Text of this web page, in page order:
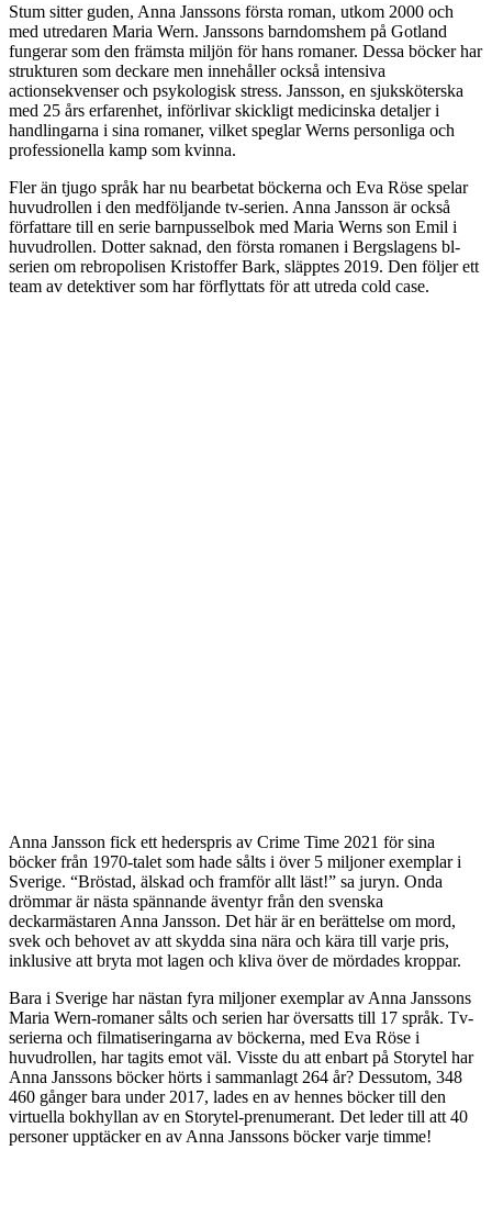
Stum sitter guden, Anna Janssons första roman, utkom 2000 och
med utredaren Maria Wern. Janssons barndomshem på Gotland
fungerar som den främsta miljön för hans romaner. Dessa böcker har
strukturen som deckare men innehåller också intensiva
actionsekvenser och psykologisk stress. Jansson, en sjuksköterska
med 25 års erfarenhet, införlivar skickligt medicinska detaljer i
handlingarna i sina romaner, vilket speglar Werns personliga och
professionella kamp som kvinna.
Fler än tjugo språk har nu bearbetat böckerna och Eva Röse spelar
huvudrollen i den medföljande tv-serien. Anna Jansson är också
författare till en serie barnpusselbok med Maria Werns son Emil i
huvudrollen. Dotter saknad, den första romanen i Bergslagens bl-
serien om rebropolisen Kristoffer Bark, släpptes 2019. Den följer ett
team av detektiver som har förflyttats för att utreda cold case.
Anna Jansson fick ett hederspris av Crime Time 2021 för sina
böcker från 1970-talet som hade sålts i över 5 miljoner exemplar i
Sverige. “Bröstad, älskad och framför allt läst!” sa juryn. Onda
drömmar är nästa spännande äventyr från den svenska
deckarmästaren Anna Jansson. Det här är en berättelse om mord,
svek och behovet av att skydda sina nära och kära till varje pris,
inklusive att bryta mot lagen och kliva över de mördades kroppar.
Bara i Sverige har nästan fyra miljoner exemplar av Anna Janssons
Maria Wern-romaner sålts och serien har översatts till 17 språk. Tv-
serierna och filmatiseringarna av böckerna, med Eva Röse i
huvudrollen, har tagits emot väl. Visste du att enbart på Storytel har
Anna Janssons böcker hörts i sammanlagt 264 år? Dessutom, 348
460 gånger bara under 2017, lades en av hennes böcker till den
virtuella bokhyllan av en Storytel-prenumerant. Det leder till att 40
personer upptäcker en av Anna Janssons böcker varje timme!